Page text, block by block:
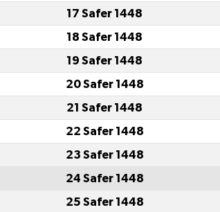
17 Safer 1448
18 Safer 1448
19 Safer 1448
20 Safer 1448
21 Safer 1448
22 Safer 1448
23 Safer 1448
24 Safer 1448
25 Safer 1448